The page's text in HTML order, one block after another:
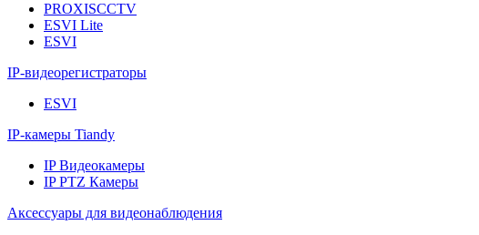
PROXISCCTV
ESVI Lite
ESVI
IP-видеорегистраторы
ESVI
IP-камеры Tiandy
IP Видеокамеры
IP PTZ Камеры
Аксессуары для видеонаблюдения